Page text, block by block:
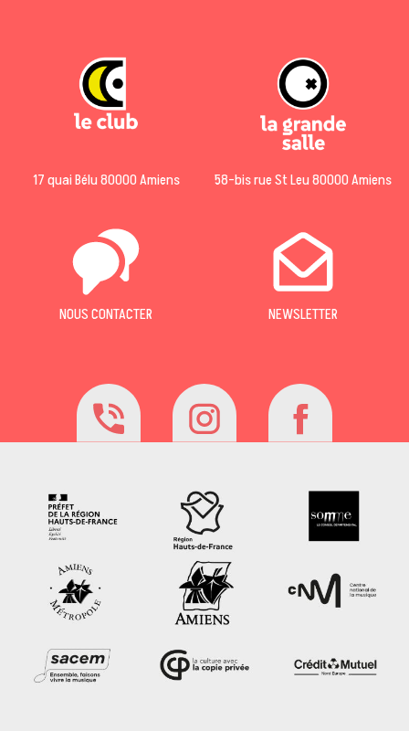
17 quai Bélu 80000 Amiens 58-bis rue St Leu 80000 Amiens
NOUS CONTACTER NEWSLETTER